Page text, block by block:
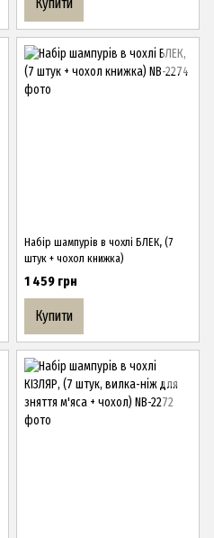
Купити
Набір шампурів в чохлі БЛЕК, (7
штук + чохол книжка)
1 459 грн
Купити